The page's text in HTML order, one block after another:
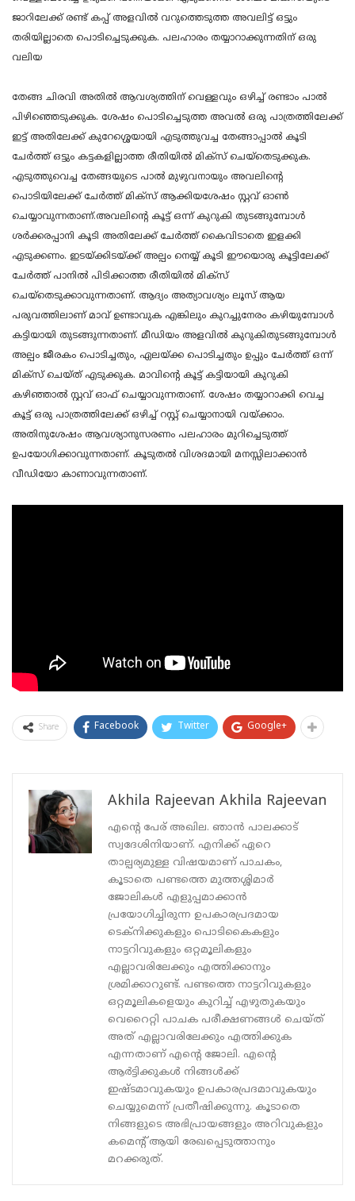
ജാറിലേക്ക് രണ്ട് കപ്പ് അളവിൽ വറുത്തെടുത്ത അവലിട്ട് ഒട്ടും
തരിയില്ലാതെ പൊടിച്ചെടുക്കുക. പലഹാരം തയ്യാറാക്കുന്നതിന് ഒരു
വലിയ
തേങ്ങ ചിരവി അതിൽ ആവശ്യത്തിന് വെള്ളവും ഒഴിച്ച് രണ്ടാം പാൽ
പിഴിഞ്ഞെടുക്കുക. ശേഷം പൊടിച്ചെടുത്ത അവൽ ഒരു പാത്രത്തിലേക്ക്
ഇട്ട് അതിലേക്ക് കുറേശ്ശെയായി എടുത്തുവച്ച തേങ്ങാപ്പാൽ കൂടി
ചേർത്ത് ഒട്ടും കട്ടകളില്ലാത്ത രീതിയിൽ മിക്സ് ചെയ്തെടുക്കുക.
എടുത്തുവെച്ച തേങ്ങയുടെ പാൽ മുഴുവനായും അവലിന്റെ
പൊടിയിലേക്ക് ചേർത്ത് മിക്സ് ആക്കിയശേഷം സ്റ്റവ് ഓൺ
ചെയ്യാവുന്നതാണ്.അവലിന്റെ കൂട്ട് ഒന്ന് കുറുകി തുടങ്ങുമ്പോൾ
ശർക്കരപ്പാനി കൂടി അതിലേക്ക് ചേർത്ത് കൈവിടാതെ ഇളക്കി
എടുക്കണം. ഇടയ്ക്കിടയ്ക്ക് അല്പം നെയ്യ് കൂടി ഈയൊരു കൂട്ടിലേക്ക്
ചേർത്ത് പാനിൽ പിടിക്കാത്ത രീതിയിൽ മിക്സ്
ചെയ്തെടുക്കാവുന്നതാണ്. ആദ്യം അത്യാവശ്യം ലൂസ് ആയ
പരുവത്തിലാണ് മാവ് ഉണ്ടാവുക എങ്കിലും കുറച്ചുനേരം കഴിയുമ്പോൾ
കട്ടിയായി തുടങ്ങുന്നതാണ്. മീഡിയം അളവിൽ കുറുകിതുടങ്ങുമ്പോൾ
അല്പം ജീരകം പൊടിച്ചതും, ഏലയ്ക്ക പൊടിച്ചതും ഉപ്പും ചേർത്ത് ഒന്ന്
മിക്സ് ചെയ്ത് എടുക്കുക. മാവിന്റെ കൂട്ട് കട്ടിയായി കുറുകി
കഴിഞ്ഞാൽ സ്റ്റവ് ഓഫ് ചെയ്യാവുന്നതാണ്. ശേഷം തയ്യാറാക്കി വെച്ച
കൂട്ട് ഒരു പാത്രത്തിലേക്ക് ഒഴിച്ച് റസ്റ്റ് ചെയ്യാനായി വയ്ക്കാം.
അതിനുശേഷം ആവശ്യാനുസരണം പലഹാരം മുറിച്ചെടുത്ത്
ഉപയോഗിക്കാവുന്നതാണ്. കൂടുതൽ വിശദമായി മനസ്സിലാക്കാൻ
വീഡിയോ കാണാവുന്നതാണ്.
Share Facebook Twitter Google+
Akhila Rajeevan Akhila Rajeevan
എന്റെ പേര് അഖില. ഞാൻ പാലക്കാട്
സ്വദേശിനിയാണ്. എനിക്ക് ഏറെ
താല്പര്യമുള്ള വിഷയമാണ് പാചകം,
കൂടാതെ പണ്ടത്തെ മുത്തശ്ശിമാർ
ജോലികൾ എളുപ്പമാക്കാൻ
പ്രയോഗിച്ചിരുന്ന ഉപകാരപ്രദമായ
ടെക്‌നിക്കുകളും പൊടികൈകളും
നാട്ടറിവുകളും ഒറ്റമൂലികളും
എല്ലാവരിലേക്കും എത്തിക്കാനും
ശ്രമിക്കാറുണ്ട്. പണ്ടത്തെ നാട്ടറിവുകളും
ഒറ്റമൂലികളെയും കുറിച്ച് എഴുതുകയും
വെറൈറ്റി പാചക പരീക്ഷണങ്ങൾ ചെയ്‌ത്‌
അത് എല്ലാവരിലേക്കും എത്തിക്കുക
എന്നതാണ് എന്റെ ജോലി. എന്റെ
ആർട്ടിക്കുകൾ നിങ്ങൾക്ക്
ഇഷ്ടമാവുകയും ഉപകാരപ്രദമാവുകയും
ചെയ്യുമെന്ന് പ്രതീഷിക്കുന്നു. കൂടാതെ
നിങ്ങളുടെ അഭിപ്രായങ്ങളും അറിവുകളും
കമെന്റ് ആയി രേഖപ്പെടുത്താനും
മറക്കരുത്.